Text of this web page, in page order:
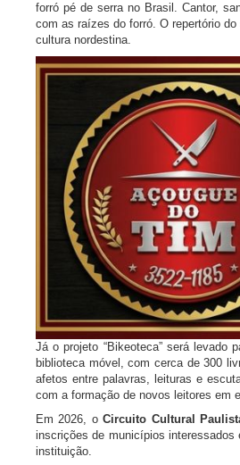
forró pé de serra no Brasil. Cantor,
com as raízes do forró. O repertório
cultura nordestina.
Já oprojeto “Bikeoteca” será
biblioteca móvel, com cerca de 300
afetos entre palavras, leituras e
com a formação de novos leitores em
Em 2026, oCircuito Cultural
inscrições de municípios
instituição.